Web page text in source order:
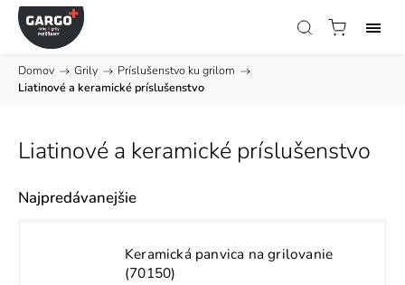
Domov / Grily / Príslušenstvo ku grilom /
Liatinové a keramické príslušenstvo
Liatinové a keramické príslušenstvo
Najpredávanejšie
Keramická panvica na grilovanie
(70150)